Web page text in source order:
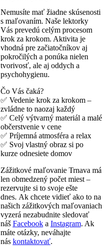
Nemusíte mať žiadne skúsenosti
s maľovaním. Naše lektorky
Vás prevedú celým procesom
krok za krokom. Aktivita je
vhodná pre začiatočníkov aj
pokročilých a ponúka nielen
tvorivosť, ale aj oddych a
psychohygienu.
Čo Vás čaká?
✅ Vedenie krok za krokom –
zvládne to naozaj každý
✅ Celý výtvarný materiál a malé
občerstvenie v cene
✅ Príjemná atmosféra a relax
✅ Svoj vlastný obraz si po
kurze odnesiete domov
Zážitkové maľovanie Trnava má
len obmedzený počet miest –
rezervujte si to svoje ešte
dnes. Ak chcete vidieť ako to na
našich zážitkových maľovaniach
vyzerá nezabudnite sledovať
náš Facebooka Instagram. Ak
máte otázky, neváhajte
nás kontaktovať.